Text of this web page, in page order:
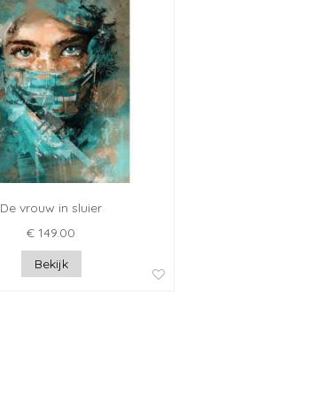
De vrouw in sluier
€ 149.00
Bekijk